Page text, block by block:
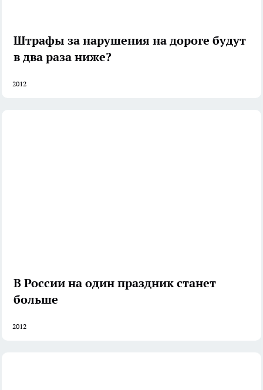
Штрафы за нарушения на дороге будут
в два раза ниже?
2012
В России на один праздник станет
больше
2012